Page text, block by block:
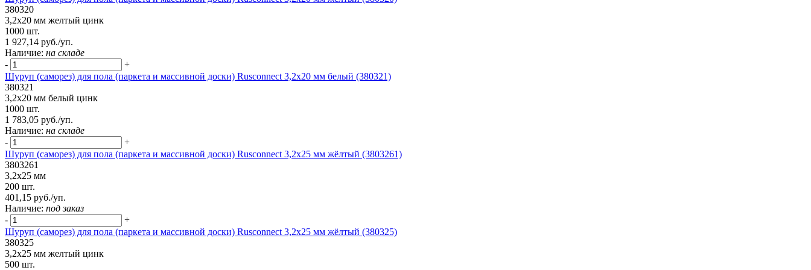
380320
3,2х20 мм желтый цинк
1000 шт.
1 927,14 руб./уп.
Наличие: на складе
-
+
Шуруп (саморез) для пола (паркета и массивной доски) Rusconnect 3,2х20 мм белый (380321)
380321
3,2х20 мм белый цинк
1000 шт.
1 783,05 руб./уп.
Наличие: на складе
-
+
Шуруп (саморез) для пола (паркета и массивной доски) Rusconnect 3,2х25 мм жёлтый (3803261)
3803261
3,2х25 мм
200 шт.
401,15 руб./уп.
Наличие: под заказ
-
+
Шуруп (саморез) для пола (паркета и массивной доски) Rusconnect 3,2х25 мм жёлтый (380325)
380325
3,2х25 мм желтый цинк
500 шт.